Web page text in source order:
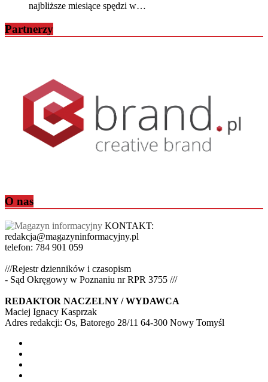
najbliższe miesiące spędzi w…
Partnerzy
O nas
KONTAKT:
redakcja@magazyninformacyjny.pl
telefon: 784 901 059
///Rejestr dzienników i czasopism
- Sąd Okręgowy w Poznaniu nr RPR 3755 ///
REDAKTOR NACZELNY / WYDAWCA
Maciej Ignacy Kasprzak
Adres redakcji: Os, Batorego 28/11 64-300 Nowy Tomyśl